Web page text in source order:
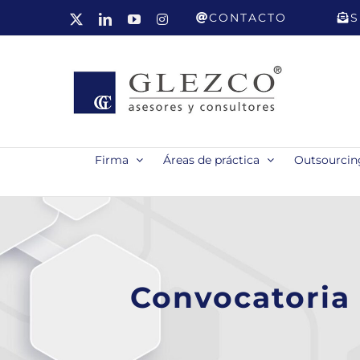
LinkedInYouTubeInstagramCONTACTO
Firma Áreas de práctica